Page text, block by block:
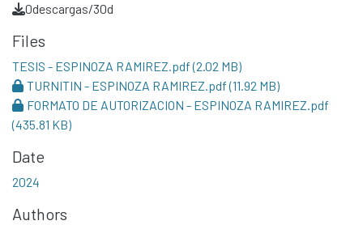
0descargas/30d
Files
TESIS - ESPINOZA RAMIREZ.pdf(2.02 MB)
TURNITIN - ESPINOZA RAMIREZ.pdf(11.92 MB)
FORMATO DE AUTORIZACION - ESPINOZA RAMIREZ.pdf
(435.81 KB)
Date
2024
Authors